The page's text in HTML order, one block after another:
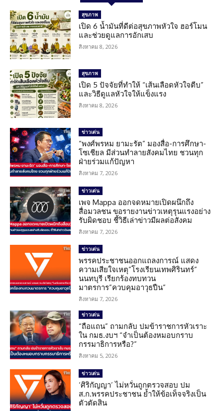
สุขภาพ
เปิด 6 น้ำมันที่ดีต่อสุขภาพหัวใจ ฮอร์โมน
และช่วยดูแลการอักเสบ
สิงหาคม 8, 2026
สุขภาพ
เปิด 5 ปัจจัยที่ทำให้ “เส้นเลือดหัวใจตีบ”
และวิธีดูแลหัวใจให้แข็งแรง
สิงหาคม 8, 2026
ข่าวเด่น
“พงศ์พรหม ยามะรัต” มองสื่อ-การศึกษา-
โซเชียล มีส่วนทำลายสังคมไทย ชวนทุก
ฝ่ายร่วมแก้ปัญหา
สิงหาคม 7, 2026
ข่าวเด่น
เพจ Mappa ออกจดหมายเปิดผนึกถึง
สื่อมวลชน ขอรายงานข่าวเหตุรุนแรงอย่าง
รับผิดชอบ ชี้วิธีเล่าข่าวมีผลต่อสังคม
สิงหาคม 7, 2026
ข่าวเด่น
พรรคประชาชนออกแถลงการณ์ แสดง
ความเสียใจเหตุ”โรงเรียนเทพศิรินทร์”
นนทบุรี เรียกร้องทบทวน
มาตรการ”ควบคุมอาวุธปืน”
สิงหาคม 7, 2026
ข่าวเด่น
“ถือแถน” ถามกลับ ปมข้าราชการหัวเราะ
ใน กมธ.งบฯ “จำเป็นต้องหมอบกราบ
กรรมาธิการหรือ?”
สิงหาคม 5, 2026
ข่าวเด่น
‘ศิริกัญญา’ ไม่หวั่นถูกตรวจสอบ ปม
ส.ก.พรรคประชาชน ย้ำให้ข้อเท็จจริงเป็น
ตัวตัดสิน